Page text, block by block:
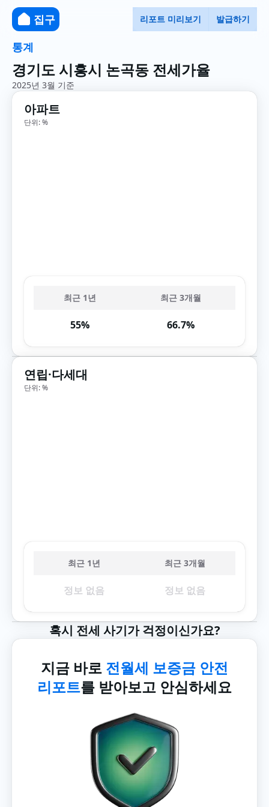
집구 리포트 미리보기 발급하기
통계
경기도 시흥시 논곡동 전세가율
2025년 3월 기준
아파트
단위: %
최근 1년 최근 3개월
55% 66.7%
연립·다세대
단위: %
최근 1년 최근 3개월
정보 없음 정보 없음
혹시 전세 사기가 걱정이신가요?
지금 바로 전월세 보증금 안전
리포트를 받아보고 안심하세요